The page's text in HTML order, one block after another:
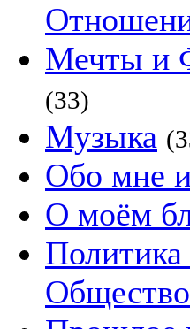
Мечты и
(33)
Музыка
Обо мне
О моём
Общество